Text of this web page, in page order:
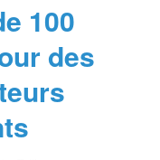
100
des